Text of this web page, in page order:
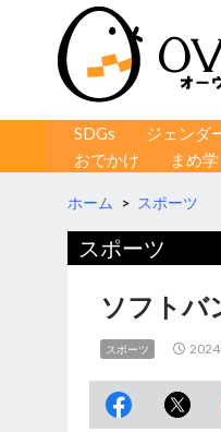
コンテンツへ移動
SDGs ジェンダ
おでかけ
まめ学
ホーム > スポーツ
スポーツ
ソフトバ
スポーツ